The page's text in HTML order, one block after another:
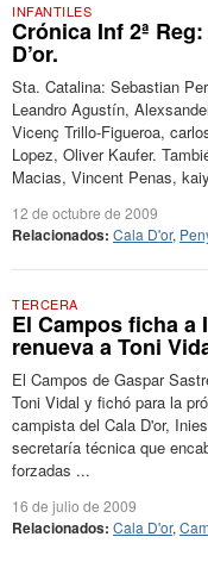
INFANTILES
Crónica Inf 2ª
D’or.
Sta. Catalina: Sebastian
Leandro Agustín,
Vicenç Trillo-Figueroa,
Lopez, Oliver Kaufer.
Macias, Vincent Penas,
12 de octubre de 2009
Relacionados: Cala D'or,
TERCERA
El Campos ficha a
renueva a Toni
El Campos de Gaspar
Toni Vidal y fichó para la
campista del Cala D'or,
secretaría técnica que
forzadas ...
16 de julio de 2009
Relacionados: Cala D'or,